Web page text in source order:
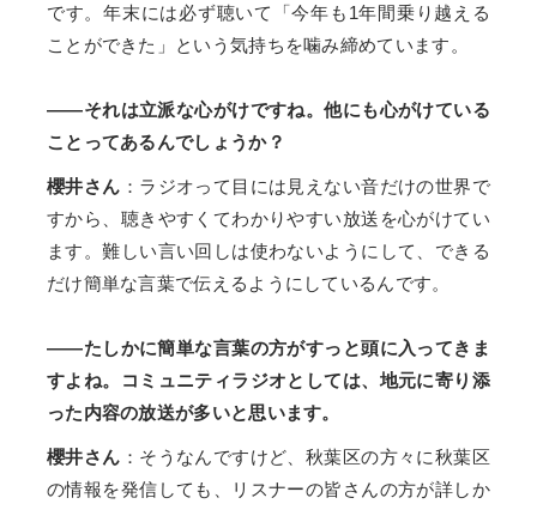
です。年末には必ず聴いて「今年も1年間乗り越える
ことができた」という気持ちを噛み締めています。
――それは立派な心がけですね。他にも心がけている
ことってあるんでしょうか？
櫻井さん ：ラジオって目には見えない音だけの世界で
すから、聴きやすくてわかりやすい放送を心がけてい
ます。難しい言い回しは使わないようにして、できる
だけ簡単な言葉で伝えるようにしているんです。
――たしかに簡単な言葉の方がすっと頭に入ってきま
すよね。コミュニティラジオとしては、地元に寄り添
った内容の放送が多いと思います。
櫻井さん ：そうなんですけど、秋葉区の方々に秋葉区
の情報を発信しても、リスナーの皆さんの方が詳しか